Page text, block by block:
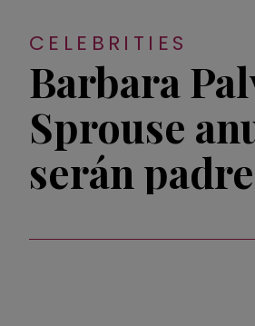
CELEBRITIES
Barbara
Sprouse
serán